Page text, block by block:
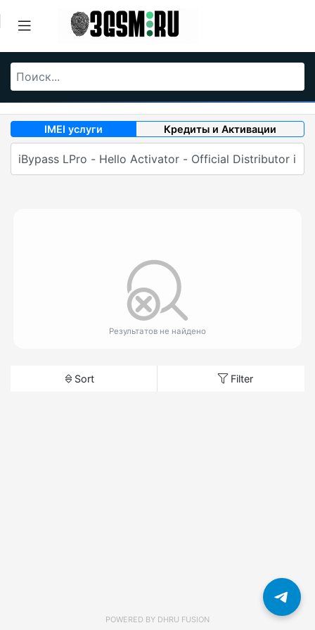
IMEI услуги Кредиты и Активации
Результатов не найдено
Sort Filter
POWERED BY DHRU FUSION